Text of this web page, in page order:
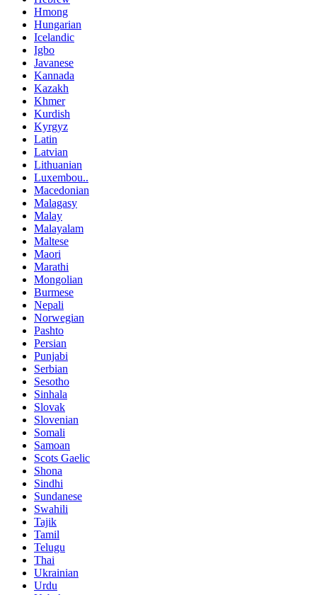
Hmong
Hungarian
Icelandic
Igbo
Javanese
Kannada
Kazakh
Khmer
Kurdish
Kyrgyz
Latin
Latvian
Lithuanian
Luxembou..
Macedonian
Malagasy
Malay
Malayalam
Maltese
Maori
Marathi
Mongolian
Burmese
Nepali
Norwegian
Pashto
Persian
Punjabi
Serbian
Sesotho
Sinhala
Slovak
Slovenian
Somali
Samoan
Scots Gaelic
Shona
Sindhi
Sundanese
Swahili
Tajik
Tamil
Telugu
Thai
Ukrainian
Urdu